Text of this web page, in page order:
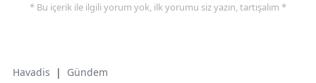
* Bu içerik ile ilgili yorum yok, ilk yorumu siz yazın, tartışalım *
Havadis | Gündem